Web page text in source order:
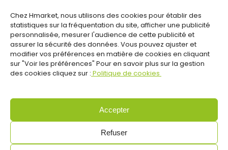
Chez Hmarket, nous utilisons des cookies pour établir des
statistiques sur la fréquentation du site, afficher une publicité
personnalisée, mesurer l'audience de cette publicité et
assurer la sécurité des données. Vous pouvez ajuster et
modifier vos préférences en matière de cookies en cliquant
sur "Voir les préférences" Pour en savoir plus sur la gestion
des cookies cliquez sur : Politique de cookies
Accepter
Refuser
communication de Hmarket
5.2 – Le gagnant sera averti par email et/ou
téléphone par le service marketing.
Il devra confirmer ses coordonnées dans un délai
de 8 jours.
Sans réponse dans ce délai, le gagnant sera
sera définitivement perdu.
Le gagnant autorise la Société Organisatrice à
procéder à toute vérification concernant son
identité et son domicile.